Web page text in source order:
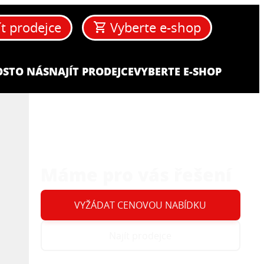
O NÁSNAJÍT PRODEJCEVYBERTE E-SHOP
prodejce Vyberte e-shop
VYŽÁDAT CENOVOU NABÍDKU